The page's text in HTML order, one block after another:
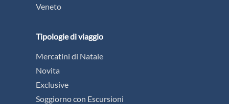
Veneto
Tipologie di viaggio
Mercatini di Natale
Novita
Exclusive
Soggiorno con Escursioni